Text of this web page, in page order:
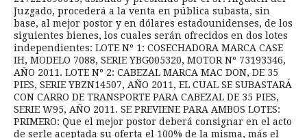
Juzgado, procederá a la venta en pública subasta, sin
base, al mejor postor y en dólares estadounidenses, de los
siguientes bienes, los cuales serán ofrecidos en dos lotes
independientes: LOTE Nº 1: COSECHADORA MARCA CASE
IH, MODELO 7088, SERIE YBG005320, MOTOR Nº 73193346,
AÑO 2011. LOTE Nº 2: CABEZAL MARCA MAC DON, DE 35
PIES, SERIE YBZN14507, AÑO 2011, EL CUAL SE SUBASTARÁ
CON CARRO DE TRANSPORTE PARA CABEZAL DE 35 PIES,
SERIE W95, AÑO 2011. SE PREVIENE PARA AMBOS LOTES:
PRIMERO: Que el mejor postor deberá consignar en el acto
de serle aceptada su oferta el 100% de la misma, más el